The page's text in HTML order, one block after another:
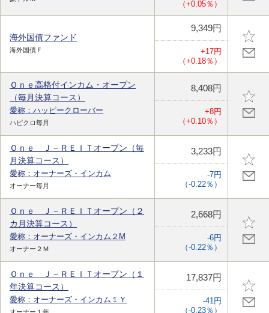
（+0.05％）
海外国債ファンド
海外国債Ｆ
9,349円
+17円
（+0.18％）
Ｏｎｅ高格付インカム・オープン
（毎月決算コース）
愛称：ハッピークローバー
ハピクロ毎月
8,408円
+8円
（+0.10％）
Ｏｎｅ Ｊ－ＲＥＩＴオープン（毎
月決算コース）
愛称：オーナーズ・インカム
オーナー毎月
3,233円
-7円
（-0.22％）
Ｏｎｅ Ｊ－ＲＥＩＴオープン（２
カ月決算コース）
愛称：オーナーズ・インカム２M
オーナー２Ｍ
2,668円
-6円
（-0.22％）
Ｏｎｅ Ｊ－ＲＥＩＴオープン（１
年決算コース）
愛称：オーナーズ・インカム１Ｙ
17,837円
-41円
（-0.23％）